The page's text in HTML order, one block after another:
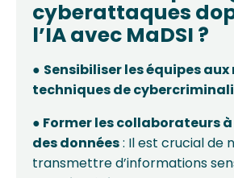
cyberattaques
l’IAavec MaDSI ?
● Sensibiliser les équipes
techniques de
● Former les collaborateurs
des données: Il est crucial de
transmettre d’informations